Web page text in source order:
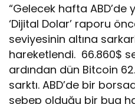
“Gelecek hafta ABD’de
‘Dijital Dolar’ raporu
seviyesinin altına
hareketlendi. 66.860$
ardından dün Bitcoin
sarktı. ABD’de bir
sebep olduğu bir bug